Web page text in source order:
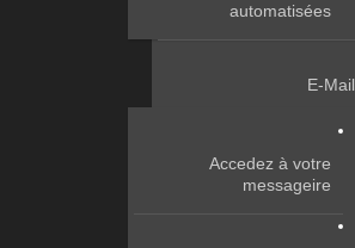
automatisées
E-Mail
Accedez à votre
messageire